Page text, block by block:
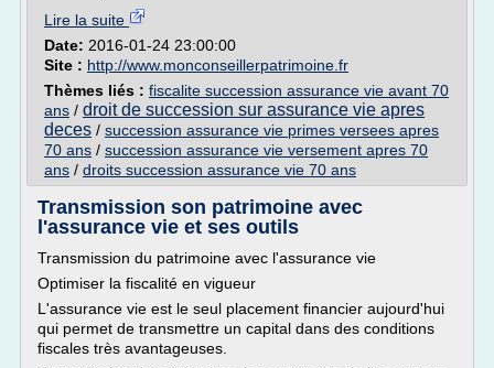
Lire la suite
Date: 2016-01-24 23:00:00
Site : http://www.monconseillerpatrimoine.fr
Thèmes liés : fiscalite succession assurance vie avant 70
ans / droit de succession sur assurance vie apres
deces / succession assurance vie primes versees apres
70 ans / succession assurance vie versement apres 70
ans / droits succession assurance vie 70 ans
Transmission son patrimoine avec
l'assurance vie et ses outils
Transmission du patrimoine avec l'assurance vie
Optimiser la fiscalité en vigueur
L'assurance vie est le seul placement financier aujourd'hui
qui permet de transmettre un capital dans des conditions
fiscales très avantageuses.